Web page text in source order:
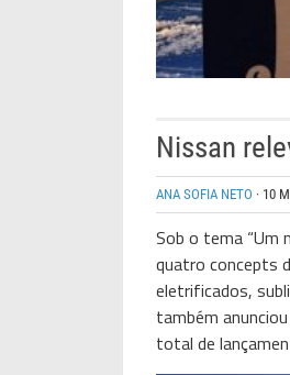
Nissan
ANA SOFIA NETO · 10
Sob o tema “Um
quatro concepts
eletrificados,
também
total de